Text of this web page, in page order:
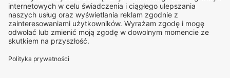
Organizator udzielania świadczeń telemedycznych jest
podmiotem leczniczym w rozumieniu ustawy z dnia 15
kwietnia 2011 roku o działalności leczniczej, wpisanym do
rejestru podmiotów wykonujących działalność leczniczą pod
numerem: 000000229172.